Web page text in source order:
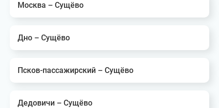
Москва – Сущёво
Дно – Сущёво
Псков-пассажирский – Сущёво
Дедовичи – Сущёво